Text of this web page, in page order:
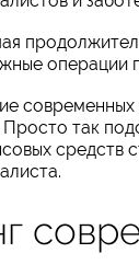
операции
Просто так
средств